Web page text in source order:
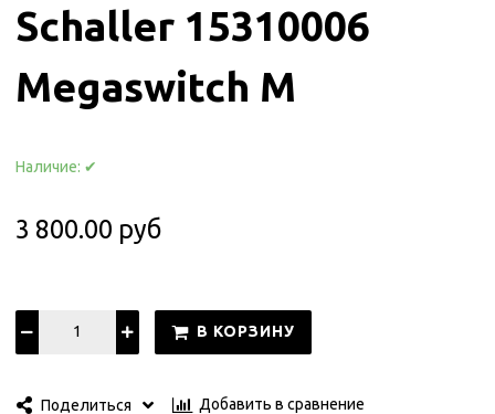
Schaller 15310006
Megaswitch М
Наличие: ✔
3 800.00 руб
В КОРЗИНУ
Поделиться Добавить в сравнение